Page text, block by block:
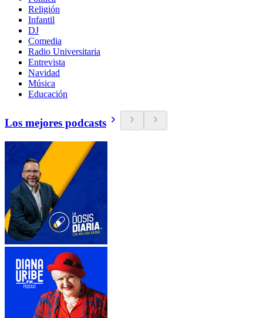
Religión
Infantil
DJ
Comedia
Radio Universitaria
Entrevista
Navidad
Música
Educación
Los mejores podcasts